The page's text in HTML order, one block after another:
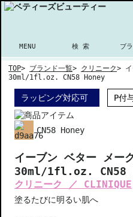
MENU 検 索 ブ
TOP> ブランド一覧> クリニーク>
30ml/1fl.oz. CN58 Honey
ラッピング対応可 P付
CN58 Honey
イーブン ベター メー
30ml/1fl.oz. CN58
クリニーク ／ CLINIQUE
塗るたびに明るい肌へ